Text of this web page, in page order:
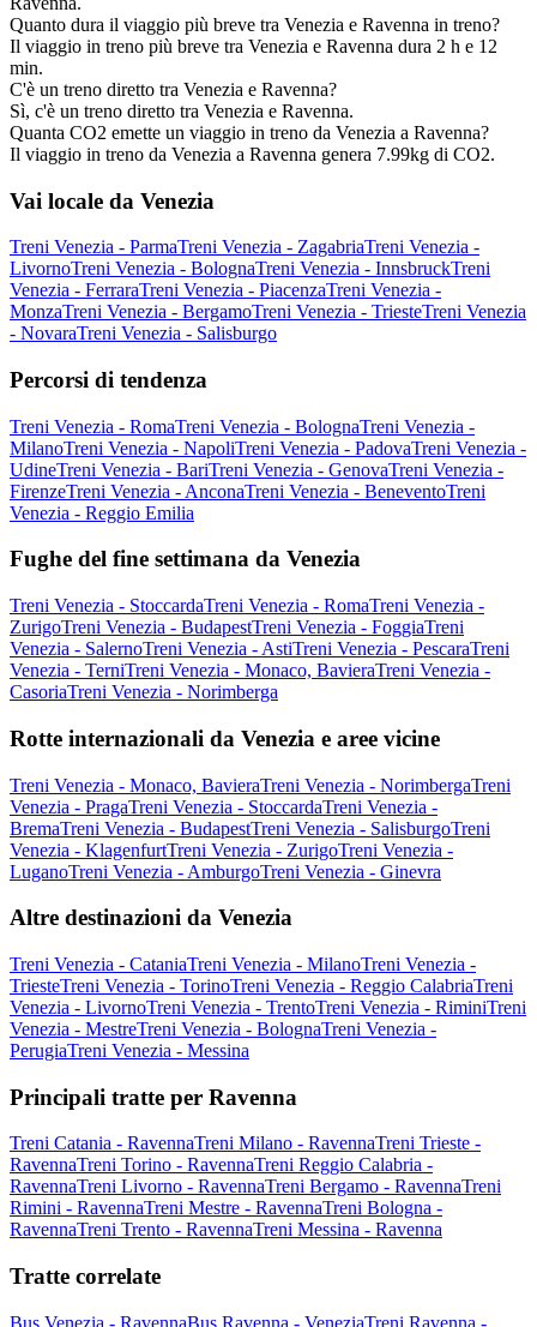
Quanto dura il viaggio più breve tra Venezia e Ravenna in treno?
Il viaggio in treno più breve tra Venezia e Ravenna dura 2 h e 12
min.
C'è un treno diretto tra Venezia e Ravenna?
Sì, c'è un treno diretto tra Venezia e Ravenna.
Quanta CO2 emette un viaggio in treno da Venezia a Ravenna?
Il viaggio in treno da Venezia a Ravenna genera 7.99kg di CO2.
Vai locale da Venezia
Treni Venezia - ParmaTreni Venezia - ZagabriaTreni Venezia -
LivornoTreni Venezia - BolognaTreni Venezia - InnsbruckTreni
Venezia - FerraraTreni Venezia - PiacenzaTreni Venezia -
MonzaTreni Venezia - BergamoTreni Venezia - TriesteTreni Venezia
- NovaraTreni Venezia - Salisburgo
Percorsi di tendenza
Treni Venezia - RomaTreni Venezia - BolognaTreni Venezia -
MilanoTreni Venezia - NapoliTreni Venezia - PadovaTreni Venezia -
UdineTreni Venezia - BariTreni Venezia - GenovaTreni Venezia -
FirenzeTreni Venezia - AnconaTreni Venezia - BeneventoTreni
Venezia - Reggio Emilia
Fughe del fine settimana da Venezia
Treni Venezia - StoccardaTreni Venezia - RomaTreni Venezia -
ZurigoTreni Venezia - BudapestTreni Venezia - FoggiaTreni
Venezia - SalernoTreni Venezia - AstiTreni Venezia - PescaraTreni
Venezia - TerniTreni Venezia - Monaco, BavieraTreni Venezia -
CasoriaTreni Venezia - Norimberga
Rotte internazionali da Venezia e aree vicine
Treni Venezia - Monaco, BavieraTreni Venezia - NorimbergaTreni
Venezia - PragaTreni Venezia - StoccardaTreni Venezia -
BremaTreni Venezia - BudapestTreni Venezia - SalisburgoTreni
Venezia - KlagenfurtTreni Venezia - ZurigoTreni Venezia -
LuganoTreni Venezia - AmburgoTreni Venezia - Ginevra
Altre destinazioni da Venezia
Treni Venezia - CataniaTreni Venezia - MilanoTreni Venezia -
TriesteTreni Venezia - TorinoTreni Venezia - Reggio CalabriaTreni
Venezia - LivornoTreni Venezia - TrentoTreni Venezia - RiminiTreni
Venezia - MestreTreni Venezia - BolognaTreni Venezia -
PerugiaTreni Venezia - Messina
Principali tratte per Ravenna
Treni Catania - RavennaTreni Milano - RavennaTreni Trieste -
RavennaTreni Torino - RavennaTreni Reggio Calabria -
RavennaTreni Livorno - RavennaTreni Bergamo - RavennaTreni
Rimini - RavennaTreni Mestre - RavennaTreni Bologna -
RavennaTreni Trento - RavennaTreni Messina - Ravenna
Tratte correlate
Bus Venezia - RavennaBus Ravenna - VeneziaTreni Ravenna -